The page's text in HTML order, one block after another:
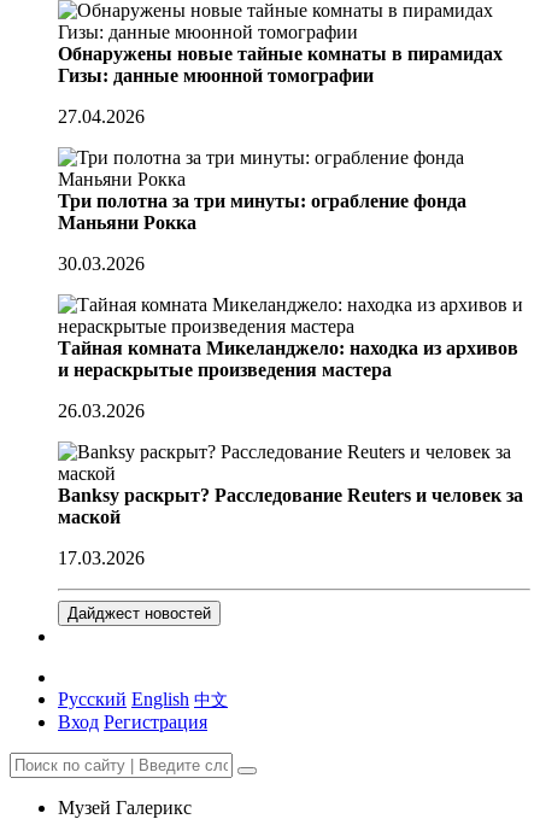
Обнаружены новые тайные комнаты в пирамидах
Гизы: данные мюонной томографии
27.04.2026
Три полотна за три минуты: ограбление фонда
Маньяни Рокка
30.03.2026
Тайная комната Микеланджело: находка из архивов
и нераскрытые произведения мастера
26.03.2026
Banksy раскрыт? Расследование Reuters и человек за
маской
17.03.2026
Дайджест новостей
Русский English 中文
Вход Регистрация
Музей Галерикс